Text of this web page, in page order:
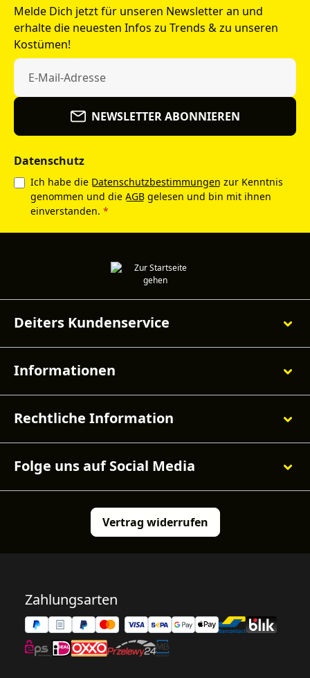
Melde Dich jetzt für unseren Newsletter an und
erhalte die neuesten Infos zu Trends & zu unseren
Kostümen!
NEWSLETTER ABONNIEREN
Datenschutz
Ich habe die Datenschutzbestimmungen zur Kenntnis
genommen und die AGB gelesen und bin mit ihnen
einverstanden. *
Deiters Kundenservice
Informationen
Rechtliche Information
Folge uns auf Social Media
Vertrag widerrufen
Zahlungsarten